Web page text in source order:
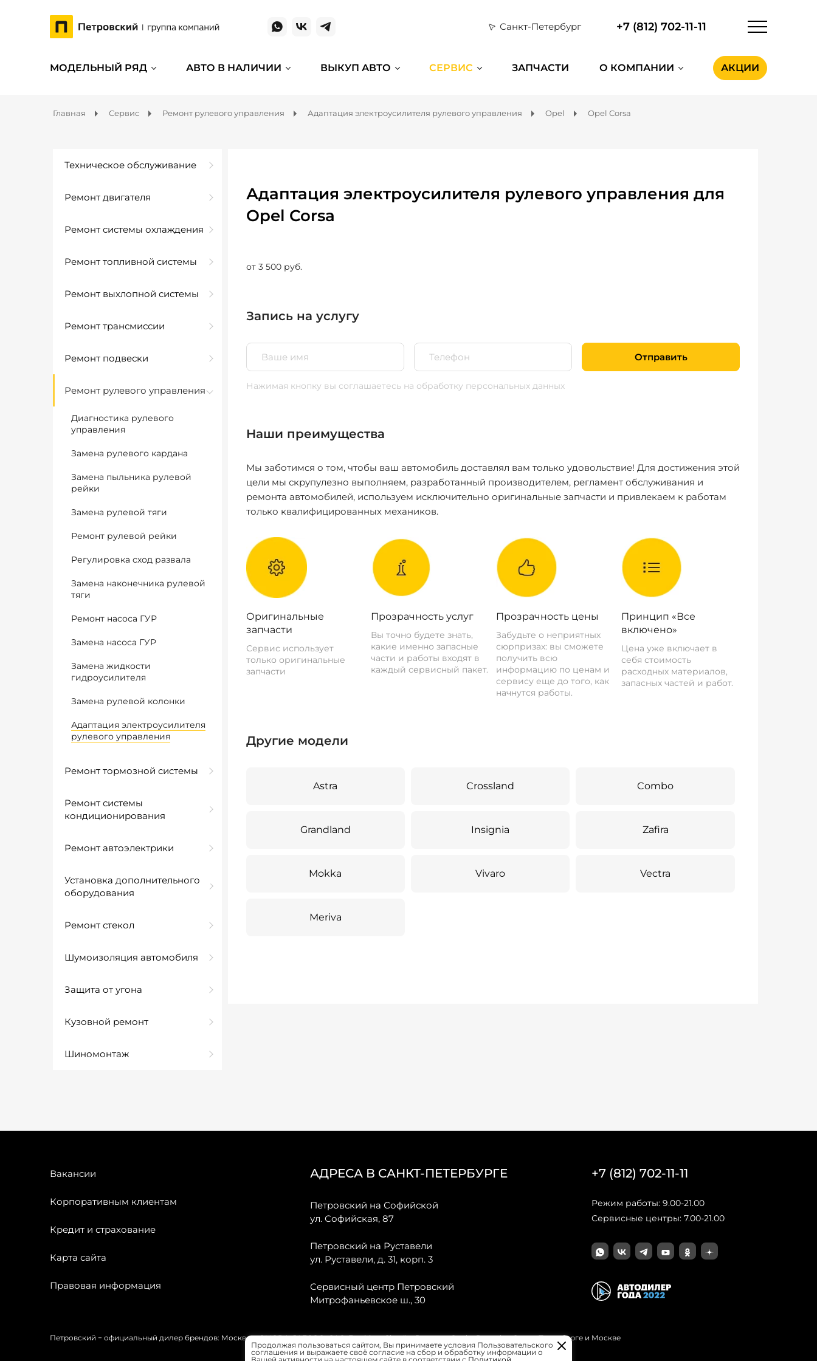
Санкт-Петербург +7 (812) 702-11-11
МОДЕЛЬНЫЙ РЯД АВТО В НАЛИЧИИ ВЫКУП АВТО СЕРВИС ЗАПЧАСТИ О КОМПАНИИ АКЦИИ
Главная Сервис Ремонт рулевого управления Адаптация электроусилителя рулевого управления Opel Opel Corsa
Техническое обслуживание
Ремонт двигателя
Ремонт системы охлаждения
Ремонт топливной системы
Ремонт выхлопной системы
Ремонт трансмиссии
Ремонт подвески
Ремонт рулевого управления
Диагностика рулевого
управления
Замена рулевого кардана
Замена пыльника рулевой
рейки
Замена рулевой тяги
Ремонт рулевой рейки
Регулировка сход развала
Замена наконечника рулевой
тяги
Ремонт насоса ГУР
Замена насоса ГУР
Замена жидкости
гидроусилителя
Замена рулевой колонки
Адаптация электроусилителя
рулевого управления
Ремонт тормозной системы
Ремонт системы
кондиционирования
Ремонт автоэлектрики
Установка дополнительного
оборудования
Ремонт стекол
Шумоизоляция автомобиля
Защита от угона
Кузовной ремонт
Шиномонтаж
Адаптация электроусилителя рулевого управления для
Opel Corsa
от 3 500 руб.
Запись на услугу
Отправить
Нажимая кнопку вы соглашаетесь на обработку персональных данных
Наши преимущества
Мы заботимся о том, чтобы ваш автомобиль доставлял вам только удовольствие! Для достижения этой
цели мы скрупулезно выполняем, разработанный производителем, регламент обслуживания и
ремонта автомобилей, используем исключительно оригинальные запчасти и привлекаем к работам
только квалифицированных механиков.
Оригинальные
запчасти
Сервис использует
только оригинальные
запчасти
Прозрачность услуг
Вы точно будете знать,
какие именно запасные
части и работы входят в
каждый сервисный пакет.
Прозрачность цены
Забудьте о неприятных
сюрпризах: вы сможете
получить всю
информацию по ценам и
сервису еще до того, как
начнутся работы.
Принцип «Все
включено»
Цена уже включает в
себя стоимость
расходных материалов,
запасных частей и работ.
Другие модели
Astra Crossland Combo
Grandland Insignia Zafira
Mokka Vivaro Vectra
Meriva
Вакансии
Корпоративным клиентам
Кредит и страхование
Карта сайта
Правовая информация
АДРЕСА В САНКТ-ПЕТЕРБУРГЕ
Петровский на Софийской
ул. Софийская, 87
Петровский на Руставели
ул. Руставели, д. 31, корп. 3
Сервисный центр Петровский
Митрофаньевское ш., 30
+7 (812) 702-11-11
Режим работы: 9.00-21.00
Сервисные центры: 7.00-21.00
Петровский − официальный дилер брендов: Москвич, OMODA, JAECOO, GAC, Forthing, Citroёn, Peugeot, Opel и Renault в Санкт-Петербурге и Москве
Продолжая пользоваться сайтом, Вы принимаете условия Пользовательского
соглашения и выражаете своё согласие на сбор и обработку информации о